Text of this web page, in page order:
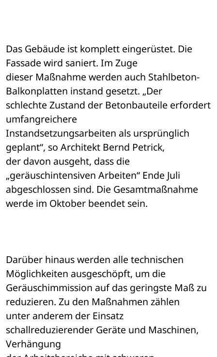
Das Gebäude ist komplett eingerüstet. Die
Fassade wird saniert. Im Zuge
dieser Maßnahme werden auch Stahlbeton-
Balkonplatten instand gesetzt. „Der
schlechte Zustand der Betonbauteile erfordert
umfangreichere
Instandsetzungsarbeiten als ursprünglich
geplant“, so Architekt Bernd Petrick,
der davon ausgeht, dass die
„geräuschintensiven Arbeiten“ Ende Juli
abgeschlossen sind. Die Gesamtmaßnahme
werde im Oktober beendet sein.
Darüber hinaus werden alle technischen
Möglichkeiten ausgeschöpft, um die
Geräuschimmission auf das geringste Maß zu
reduzieren. Zu den Maßnahmen zählen
unter anderem der Einsatz
schallreduzierender Geräte und Maschinen,
Verhängung